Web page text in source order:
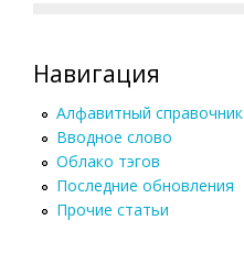
Навигация
Алфавитный справочник
Вводное слово
Облако тэгов
Последние обновления
Прочие статьи